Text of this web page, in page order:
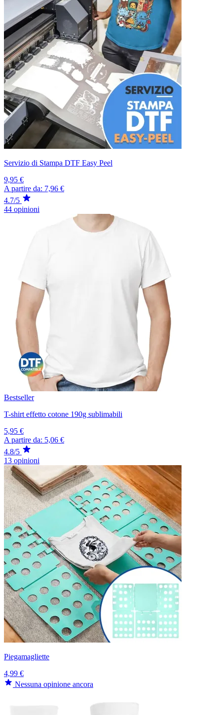
Servizio di Stampa DTF Easy Peel
9,95 €
A partire da: 7,96 €
4.7/5
44 opinioni
Bestseller
T-shirt effetto cotone 190g sublimabili
5,95 €
A partire da: 5,06 €
4.8/5
13 opinioni
Piegamagliette
4,99 €
Nessuna opinione ancora